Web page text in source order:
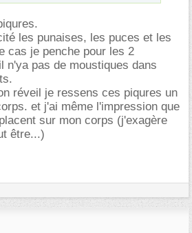
les punaises, les puces et les
cas je penche pour les 2
n'ya pas de moustiques dans
réveil je ressens ces piqures un
et j'ai même l'impression que
sur mon corps (j'exagère
être...)